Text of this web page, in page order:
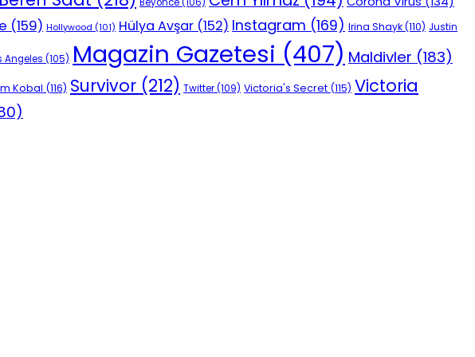
(159) Hollywood (101) Hülya Avşar (152) Instagram (169) Irina Shayk(110) Justin
Angeles (105) Magazin Gazetesi (407) Maldivler (183)
Kobal (116) Survivor (212) Twitter(109) Victoria's Secret (115) Victoria